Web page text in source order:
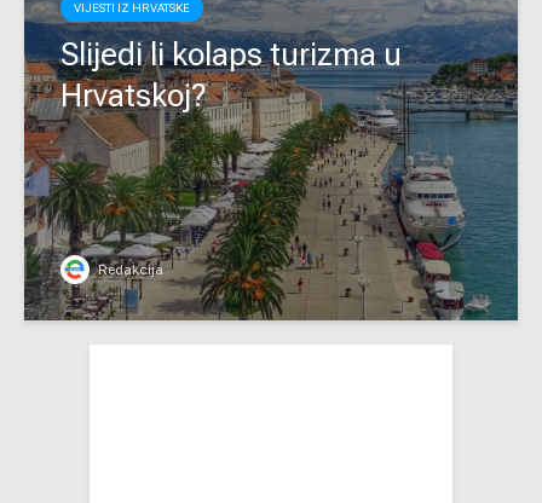
VIJESTI IZ HRVATSKE
Slijedi li kolaps turizma u
Hrvatskoj?
Redakcija